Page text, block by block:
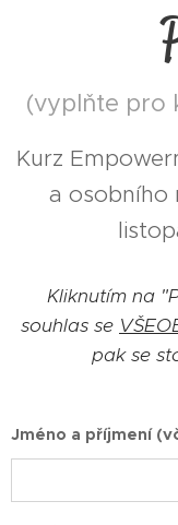
(vyplňte pro
Kurz
a osobního
Kliknutím na
souhlas se
pak se
Jméno a příjmení